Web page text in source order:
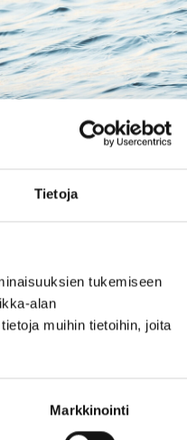
Tietoja
tukemiseen
alan
muihin tietoihin, joita
Markkinointi